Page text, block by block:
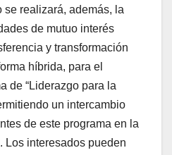
se realizará, además, la
de mutuo interés
y transformación
híbrida, para el
de “Liderazgo para la
un intercambio
de este programa en la
Los interesados pueden